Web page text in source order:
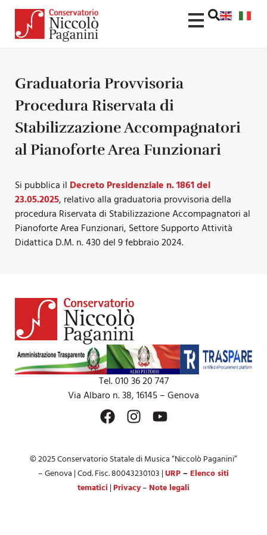
Graduatoria Provvisoria
Procedura Riservata di
Stabilizzazione Accompagnatori
al Pianoforte Area Funzionari
Si pubblica il Decreto Presidenziale n. 1861 del
23.05.2025, relativo alla graduatoria provvisoria della
procedura Riservata di Stabilizzazione Accompagnatori al
Pianoforte Area Funzionari, Settore Supporto Attività
Didattica D.M. n. 430 del 9 febbraio 2024.
Tel. 010 36 20 747
Via Albaro n. 38, 16145 – Genova
© 2025 Conservatorio Statale di Musica “Niccolò Paganini”
– Genova | Cod. Fisc. 80043230103 |URP– Elenco siti
tematici | Privacy– Note legali